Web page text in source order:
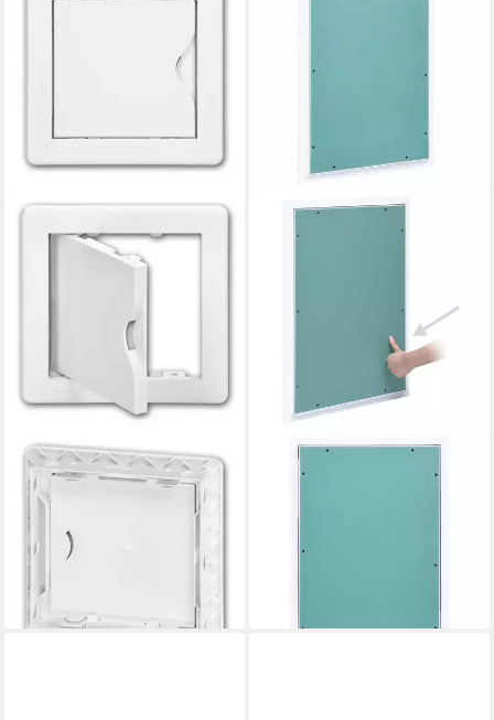
WORLD-TRADING-NET
Revisionsklappe
Revisionsklappe 10x10cm,
ABS weiß, Revisionstür
9,19 €
VIDAXL
Revisionsklappe
Einlage 300x600 mm